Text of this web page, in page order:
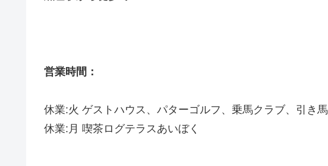
営業時間：
休業:火 ゲストハウス、パターゴルフ、乗馬クラブ、引き馬
休業:月 喫茶ログテラスあいぼく